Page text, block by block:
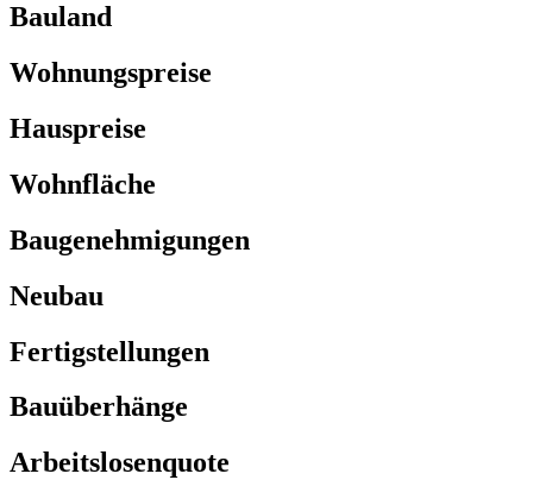
Bauland
Wohnungspreise
Hauspreise
Wohnfläche
Baugenehmigungen
Neubau
Fertigstellungen
Bauüberhänge
Arbeitslosenquote